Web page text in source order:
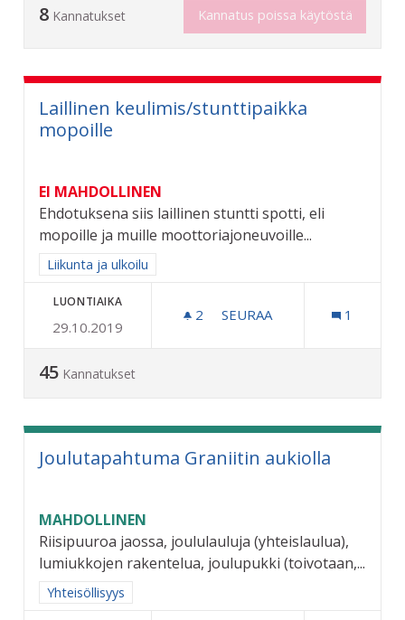
8 Kannatukset Kannatus poissa käytöstä
Laillinen keulimis/stunttipaikka
mopoille
EI MAHDOLLINEN
Ehdotuksena siis laillinen stuntti spotti, eli
mopoille ja muille moottoriajoneuvoille...
Rajaa tulokset aihepiirin mukaan: Liikunta ja ulkoilu
Liikunta ja ulkoilu
LUONTIAIKA
29.10.2019
2 2 SEURAAJAA
SEURAA 1
45 Kannatukset
Joulutapahtuma Graniitin aukiolla
MAHDOLLINEN
Riisipuuroa jaossa, joululauluja (yhteislaulua),
lumiukkojen rakentelua, joulupukki (toivotaan,...
Rajaa tulokset aihepiirin mukaan: Yhteisöllisyys
Yhteisöllisyys